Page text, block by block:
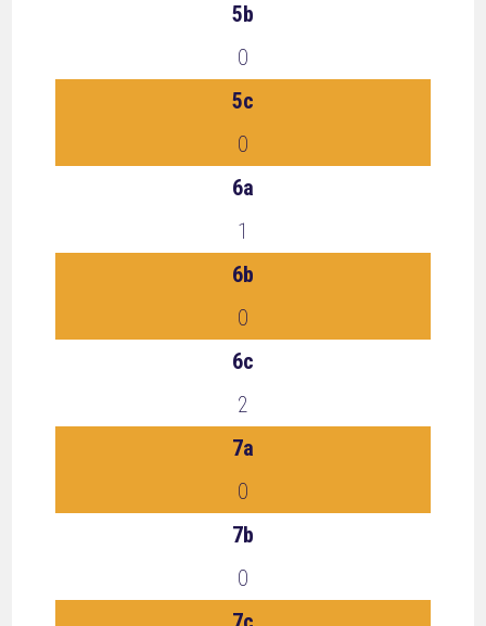
5b
0
5c
0
6a
1
6b
0
6c
2
7a
0
7b
0